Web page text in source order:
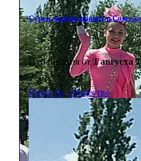
Сурен Акобян принят в Союз
Публикация от1 августа
Новости,Общество